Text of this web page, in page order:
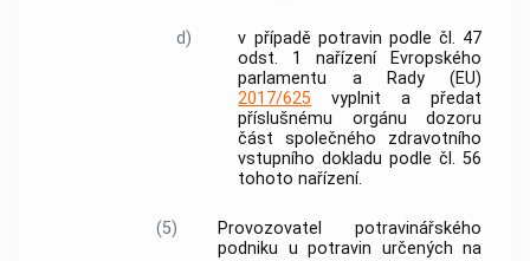
d)
v případě potravin podle čl. 47
odst. 1 nařízení Evropského
parlamentu a Rady (EU)
2017/625 vyplnit a předat
příslušnému orgánu dozoru
část společného zdravotního
vstupního dokladu podle čl. 56
tohoto nařízení.
(5)
Provozovatel potravinářského
podniku u potravin určených na